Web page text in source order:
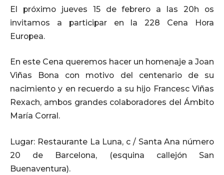
El próximo jueves 15 de febrero a las 20h os
invitamos a participar en la 228 Cena Hora
Europea.
En este Cena queremos hacer un homenaje a Joan
Viñas Bona con motivo del centenario de su
nacimiento y en recuerdo a su hijo Francesc Viñas
Rexach, ambos grandes colaboradores del Ámbito
María Corral.
Lugar: Restaurante La Luna, c / Santa Ana número
20 de Barcelona, ​​(esquina callejón San
Buenaventura).